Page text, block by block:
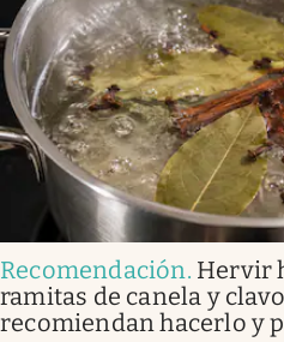
Recomendación. Hervir
ramitas de canela y
recomiendan hacerlo y